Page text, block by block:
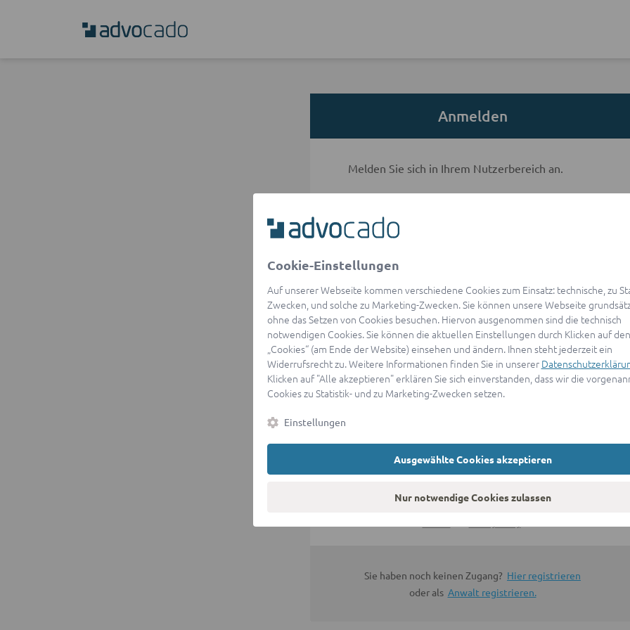
Anmelden
Melden Sie sich in Ihrem Nutzerbereich an.
E-Mail-Adresse
Passwort
Passwort vergessen?
ANMELDEN
oder
Sign in with Google
Sie haben noch keinen Zugang? Hier registrieren
oder als Anwalt registrieren.
Cookie-Einstellungen
Auf unserer Webseite kommen verschiedene Cookies zum Einsatz: technische, zu
Zwecken, und solche zu Marketing-Zwecken. Sie können unsere Webseite
ohne das Setzen von Cookies besuchen. Hiervon ausgenommen sind die technisch
notwendigen Cookies. Sie können die aktuellen Einstellungen durch Klicken auf
„Cookies“ (am Ende der Website) einsehen und ändern. Ihnen steht jederzeit ein
Widerrufsrecht zu. Weitere Informationen finden Sie in unserer
Klicken auf "Alle akzeptieren" erklären Sie sich einverstanden, dass wir die
Cookies zu Statistik- und zu Marketing-Zwecken setzen.
Einstellungen
Ausgewählte Cookies akzeptieren
Nur notwendige Cookies zulassen